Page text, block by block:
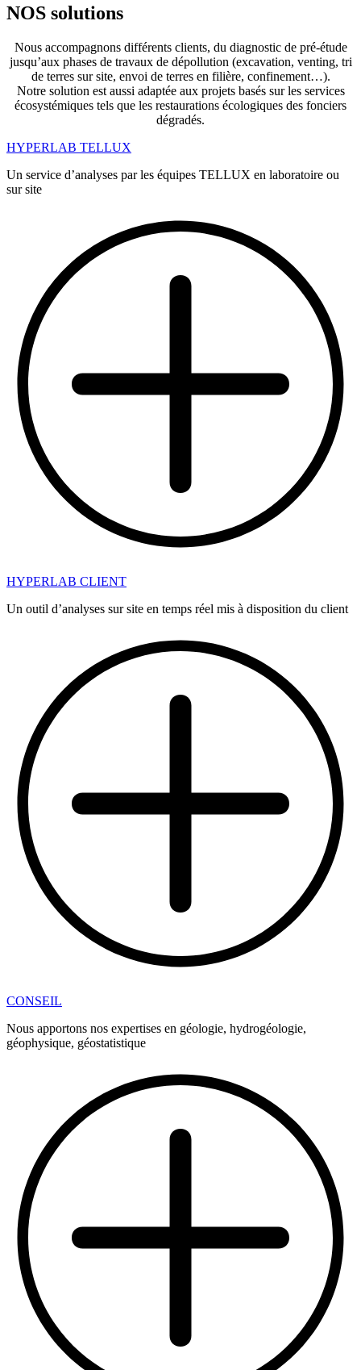
NOS solutions
Nous accompagnons différents clients, du diagnostic de pré-étude
jusqu’aux phases de travaux de dépollution (excavation, venting, tri
de terres sur site, envoi de terres en filière, confinement…).
Notre solution est aussi adaptée aux projets basés sur les services
écosystémiques tels que les restaurations écologiques des fonciers
dégradés.
HYPERLAB TELLUX
Un service d’analyses par les équipes TELLUX en laboratoire ou
sur site
HYPERLAB CLIENT
Un outil d’analyses sur site en temps réel mis à disposition du client
CONSEIL
Nous apportons nos expertises en géologie, hydrogéologie,
géophysique, géostatistique